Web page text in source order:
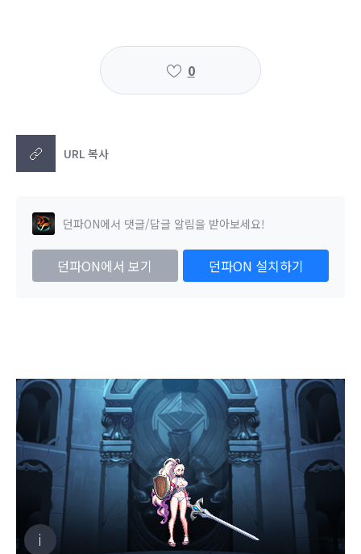
0
URL 복사
던파ON에서 댓글/답글 알림을 받아보세요!
던파ON에서 보기 던파ON 설치하기